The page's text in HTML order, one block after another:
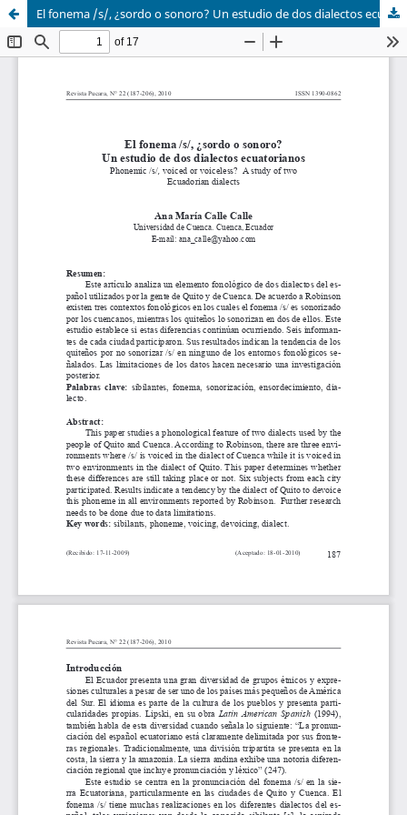
El fonema /s/, ¿sordo o sonoro? Un estudio de dos dialectos ecuatorianos